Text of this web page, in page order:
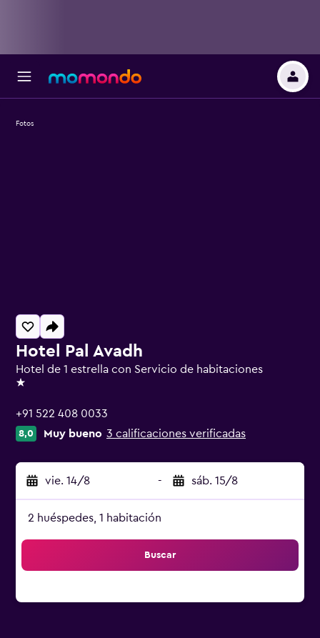
Hotel Pal Avadh
Hotel de 1 estrella con Servicio de habitaciones
1 estrella
+91 522 408 0033
8,0 Muy bueno 3 calificaciones verificadas
vie. 14/8 - sáb. 15/8
2 huéspedes, 1 habitación
Buscar
Fotos